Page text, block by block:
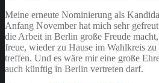
Meine erneute Nominierung als
Anfang November hat mich sehr
die Arbeit in Berlin große Freude
freue, wieder zu Hause im Wahlkreis
treffen. Und es wäre mir eine große
auch künftig in Berlin vertreten darf.